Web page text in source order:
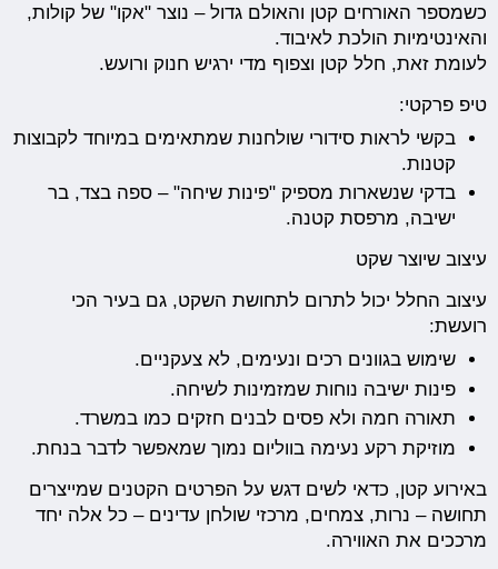
כשמספר האורחים קטן והאולם גדול – נוצר "אקו" של קולות,
והאינטימיות הולכת לאיבוד.
לעומת זאת, חלל קטן וצפוף מדי ירגיש חנוק ורועש.
טיפ פרקטי:
בקשי לראות סידורי שולחנות שמתאימים במיוחד לקבוצות
קטנות.
בדקי שנשארות מספיק "פינות שיחה" – ספה בצד, בר
ישיבה, מרפסת קטנה.
עיצוב שיוצר שקט
עיצוב החלל יכול לתרום לתחושת השקט, גם בעיר הכי
רועשת:
שימוש בגוונים רכים ונעימים, לא צעקניים.
פינות ישיבה נוחות שמזמינות לשיחה.
תאורה חמה ולא פסים לבנים חזקים כמו במשרד.
מוזיקת רקע נעימה בווליום נמוך שמאפשר לדבר בנחת.
באירוע קטן, כדאי לשים דגש על הפרטים הקטנים שמייצרים
תחושה – נרות, צמחים, מרכזי שולחן עדינים – כל אלה יחד
מרככים את האווירה.